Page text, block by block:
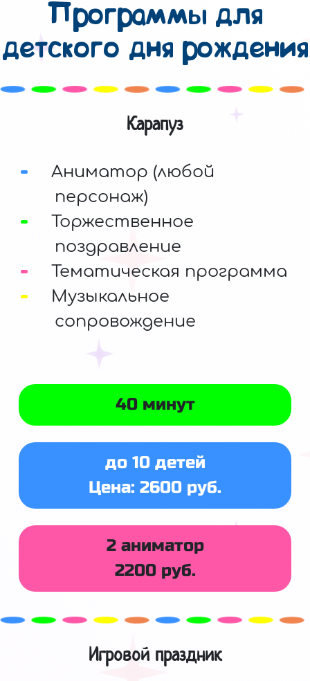
Программы для
детского дня рождения
Карапуз
Аниматор (любой
персонаж)
Торжественное
поздравление
Тематическая программа
Музыкальное
сопровождение
40 минут
до 10 детей
Цена: 2600 руб.
2 аниматор
2200 руб.
Игровой праздник